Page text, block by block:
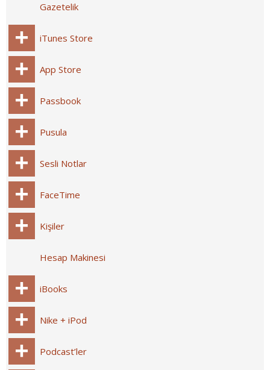
Gazetelik
iTunes Store
App Store
Passbook
Pusula
Sesli Notlar
FaceTime
Kişiler
Hesap Makinesi
iBooks
Nike + iPod
Podcast’ler